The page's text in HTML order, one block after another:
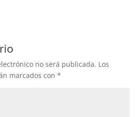
no será publicada. Los
marcados con*